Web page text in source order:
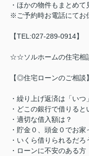
・ほかの物件もまとめて
※ご予約時お電話にてお
【TEL:027-289-0914】
☆☆ソルホームの住宅
【◎住宅ローンのご相談】
・繰り上げ返済は「い
・どこの銀行で借りると
・適切な借入額は？
・貯金０、頭金０でお家
・いくら借りられるだろ
・ローンに不安のある方